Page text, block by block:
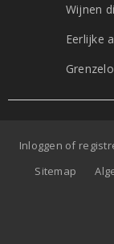
Wijnen
Eerlijke
Inloggen of
Sitemap